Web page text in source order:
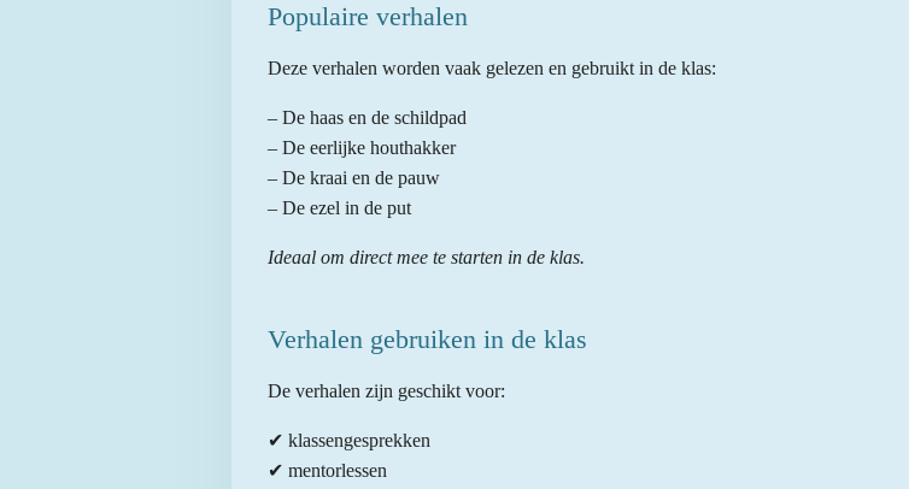
Populaire verhalen
Deze verhalen worden vaak gelezen en gebruikt in de klas:
– De haas en de schildpad
– De eerlijke houthakker
– De kraai en de pauw
– De ezel in de put
Ideaal om direct mee te starten in de klas.
Verhalen gebruiken in de klas
De verhalen zijn geschikt voor:
✔ klassengesprekken
✔ mentorlessen